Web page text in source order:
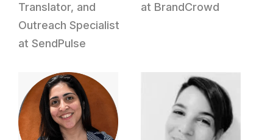
Translator, and
Outreach Specialist
at SendPulse
at BrandCrowd